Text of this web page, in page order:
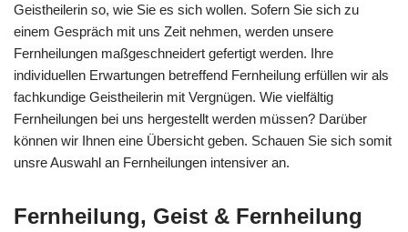
Geistheilerin so, wie Sie es sich wollen. Sofern Sie sich zu
einem Gespräch mit uns Zeit nehmen, werden unsere
Fernheilungen maßgeschneidert gefertigt werden. Ihre
individuellen Erwartungen betreffend Fernheilung erfüllen wir als
fachkundige Geistheilerin mit Vergnügen. Wie vielfältig
Fernheilungen bei uns hergestellt werden müssen? Darüber
können wir Ihnen eine Übersicht geben. Schauen Sie sich somit
unsre Auswahl an Fernheilungen intensiver an.
Fernheilung, Geist & Fernheilung